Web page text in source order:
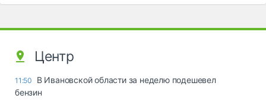
Центр
11:50
В Ивановской области за неделю подешевел
бензин